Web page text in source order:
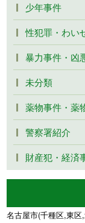
少年事件
性犯罪・わい
暴力事件・凶
未分類
薬物事件・薬
警察署紹介
財産犯・経済
名古屋市(千種区,東